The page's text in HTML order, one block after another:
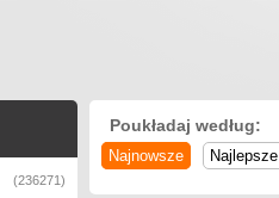
(236271)
Poukładaj według:
Najnowsze Najlepsze